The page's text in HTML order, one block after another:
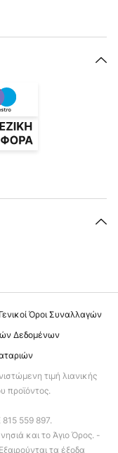
Γενικοί Όροι Συναλλαγών
Δεδομένων
τιμή λιανικής
προϊόντος.
815 559 897.
και το Άγιο Όρος. -
τα έξοδα